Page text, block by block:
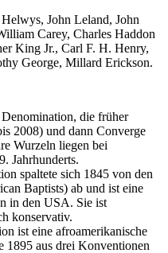
John Leland, John
Carey, Charles Haddon
King Jr., Carl F. H. Henry,
George, Millard Erickson.
die früher
2008) und dann Converge
Wurzeln liegen bei
Jahrhunderts.
spaltete sich 1845 von den
Baptists) ab und ist eine
in den USA. Sie ist
konservativ.
ist eine afroamerikanische
1895 aus drei Konventionen